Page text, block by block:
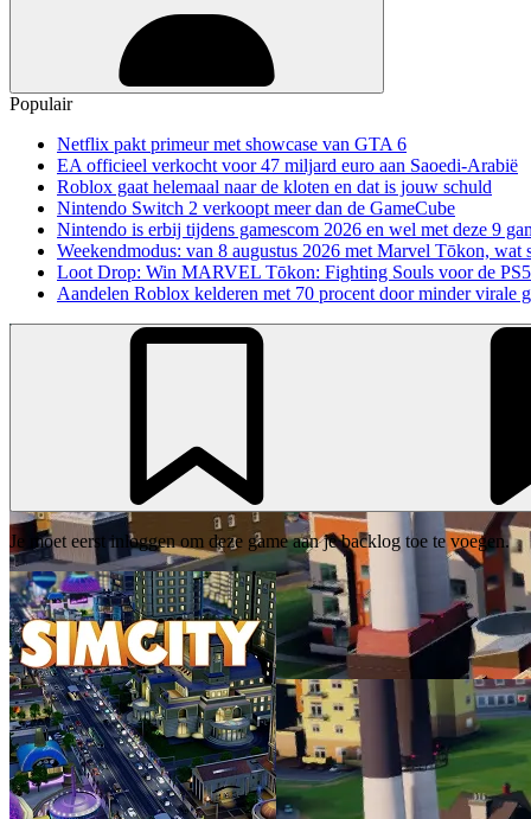
Populair
Netflix pakt primeur met showcase van GTA 6
EA officieel verkocht voor 47 miljard euro aan Saoedi-Arabië
Roblox gaat helemaal naar de kloten en dat is jouw schuld
Nintendo Switch 2 verkoopt meer dan de GameCube
Nintendo is erbij tijdens gamescom 2026 en wel met deze 9
Weekendmodus: van 8 augustus 2026 met Marvel Tōkon, wat
Loot Drop: Win MARVEL Tōkon: Fighting Souls voor de PS5
Aandelen Roblox kelderen met 70 procent door minder virale
Je moet eerst inloggen om deze game aan je backlog toe te voegen.